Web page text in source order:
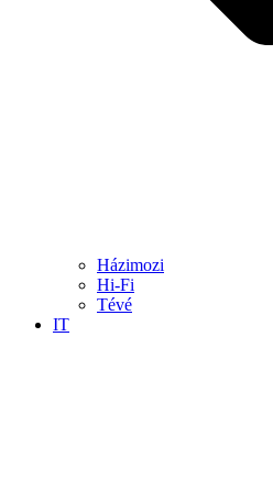
Házimozi
Hi-Fi
Tévé
IT